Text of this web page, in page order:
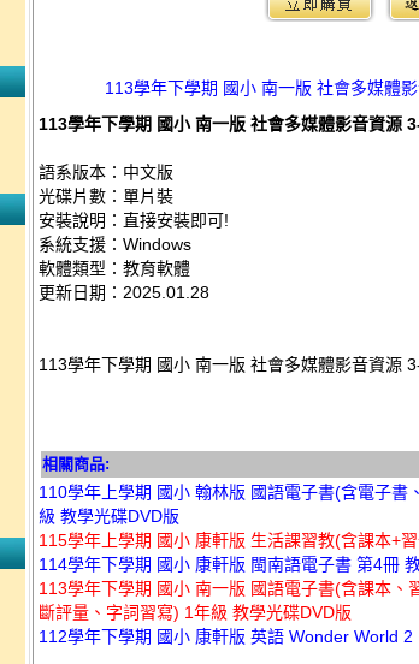
113學年下學期 國小 南一版 社會多媒體
113學年下學期 國小 南一版 社會多媒體影音資源
語系版本：中文版
光碟片數：單片裝
安裝說明：直接安裝即可!
系統支援：Windows
軟體類型：教育軟體
更新日期：2025.01.28
113學年下學期 國小 南一版 社會多媒體影音資源
相關商品:
110學年上學期 國小 翰林版 國語電子書(含電子書
級 教學光碟DVD版
115學年上學期 國小 康軒版 生活課習教(含課本+
114學年下學期 國小 康軒版 閩南語電子書 第4冊
113學年下學期 國小 南一版 國語電子書(含課本、
斷評量、字詞習寫) 1年級 教學光碟DVD版
112學年下學期 國小 康軒版 英語 Wonder World 2